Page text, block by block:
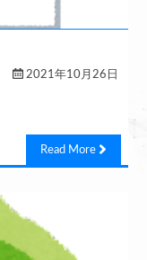
2021年10月26日
Read More